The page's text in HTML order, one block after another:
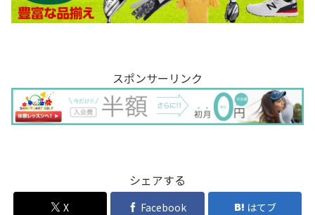
スポンサーリンク
シェアする
X Facebook はてブ